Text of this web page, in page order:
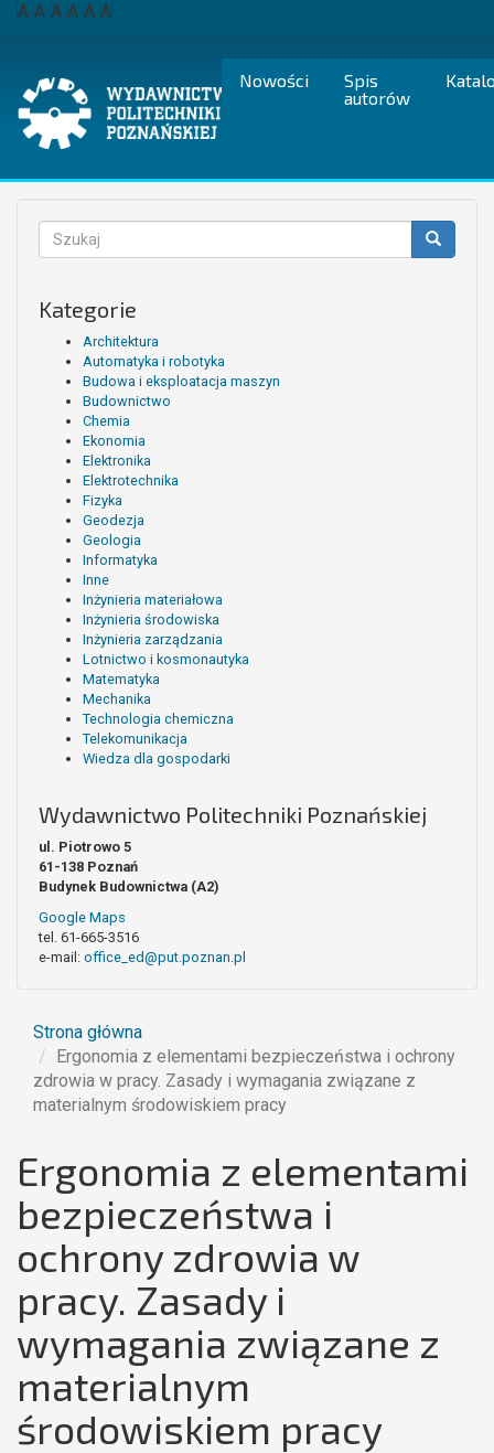
Przejdź
A A A A A A
Nowości
Spis
autorów
Formularz
wyszukiwania
Kategorie
Architektura
Automatyka i robotyka
Budowa i eksploatacja maszyn
Budownictwo
Chemia
Ekonomia
Elektronika
Elektrotechnika
Fizyka
Geodezja
Geologia
Informatyka
Inne
Inżynieria materiałowa
Inżynieria środowiska
Inżynieria zarządzania
Lotnictwo i kosmonautyka
Matematyka
Mechanika
Technologia chemiczna
Telekomunikacja
Wiedza dla gospodarki
Wydawnictwo Politechniki Poznańskiej
ul. Piotrowo 5
61-138 Poznań
Budynek Budownictwa (A2)
Google Maps
tel. 61-665-3516
e-mail: office_ed@put.poznan.pl
Strona główna
Ergonomia z elementami bezpieczeństwa i ochrony
zdrowia w pracy. Zasady i wymagania związane z
materialnym środowiskiem pracy
Ergonomia z elementami
bezpieczeństwa i
ochrony zdrowia w
pracy. Zasady i
wymagania związane z
materialnym
środowiskiem pracy